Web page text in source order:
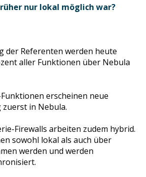
nur lokal möglich war?
der Referenten werden heute
aller Funktionen über Nebula
erscheinen neue
in Nebula.
Firewalls arbeiten zudem hybrid.
sowohl lokal als auch über
werden und werden